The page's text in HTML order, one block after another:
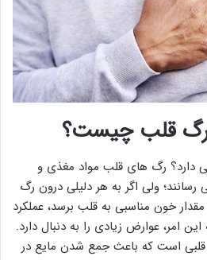
رگ قلب چیست؟
دارد؟ رگ های قلب مواد مغذی و
ولی اگر به هر دلیلی درون رگ
خون مناسبی به قلب برسد، عملکرد
امر، عوارض زیادی را به دنبال دارد.
قلبی است که باعث جمع شدن مایع در